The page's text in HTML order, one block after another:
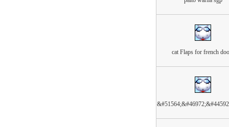
cat Flaps for french